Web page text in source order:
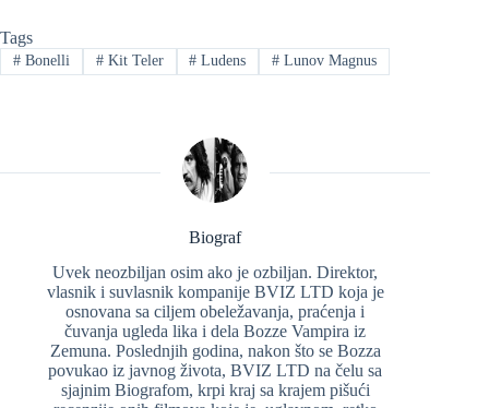
Tags
#Bonelli #Kit Teler # Ludens # Lunov Magnus
Biograf
Uvek neozbiljan osim ako je ozbiljan. Direktor,
vlasnik i suvlasnik kompanije BVIZ LTD koja je
osnovana sa ciljem obeležavanja, praćenja i
čuvanja ugleda lika i dela Bozze Vampira iz
Zemuna. Poslednjih godina, nakon što se Bozza
povukao iz javnog života, BVIZ LTD na čelu sa
sjajnim Biografom, krpi kraj sa krajem pišući